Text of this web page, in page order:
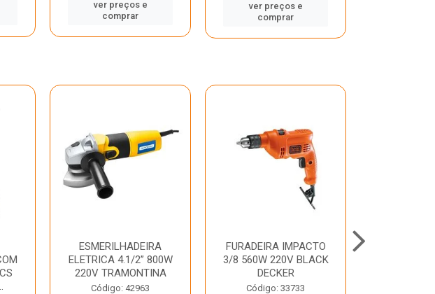
ver preços e
comprar
ver preços e
comprar
ESMERILHADEIRA
ELETRICA 4.1/2” 800W
220V TRAMONTINA
Código: 42963
FURADEIRA IMPACTO
3/8 560W 220V BLACK
DECKER
Código: 33733